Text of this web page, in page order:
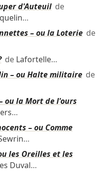
d'Auteuilde
…
– ou la Loteriede
de Lafortelle…
– ou Halte militairede
ou la Mort de l'ours
…
– ou Comme
…
les Oreilles et les
Duval…